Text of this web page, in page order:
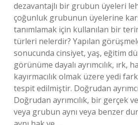
dezavantajlı bir grubun üyeleri
çoğunluk grubunun üyelerine karşı
tanımlamak için kullanılan bir
türleri nelerdir? Yapılan
sonucunda cinsiyet, yaş, eğitim
görünüme dayalı ayrımcılık, ırk,
kayırmacılık olmak üzere yedi
tespit edilmiştir. Doğrudan
Doğrudan ayrımcılık, bir gerçek
veya grubun aynı veya benzer